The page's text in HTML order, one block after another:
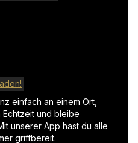
einfach an einem Ort,
und bleibe
unserer App hast du alle
griffbereit.